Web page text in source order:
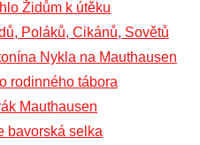
Židům k útěku
Poláků, Cikánů, Sovětů
Nykla na Mauthausen
rodinného tábora
Mauthausen
bavorská selka